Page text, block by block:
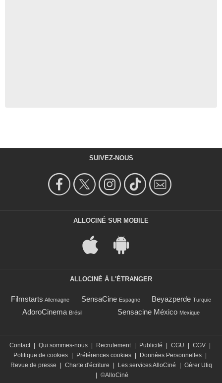
SUIVEZ-NOUS
ALLOCINÉ SUR MOBILE
ALLOCINÉ À L'ÉTRANGER
Filmstarts Allemagne SensaCine Espagne Beyazperde Turquie
AdoroCinema Brésil Sensacine México Mexique
Contact Qui sommes-nous Recrutement Publicité CGU CGV
Politique de cookies
Préférences cookies Données Personnelles
Revue de presse
Charte d'écriture Les services AlloCiné
Gérer Utiq
©AlloCiné